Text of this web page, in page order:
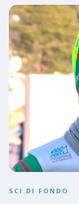
SCI DI FONDO